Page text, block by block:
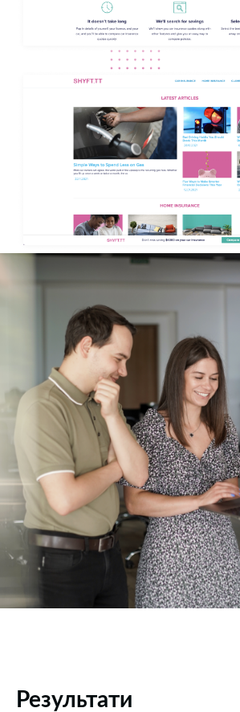
Результати